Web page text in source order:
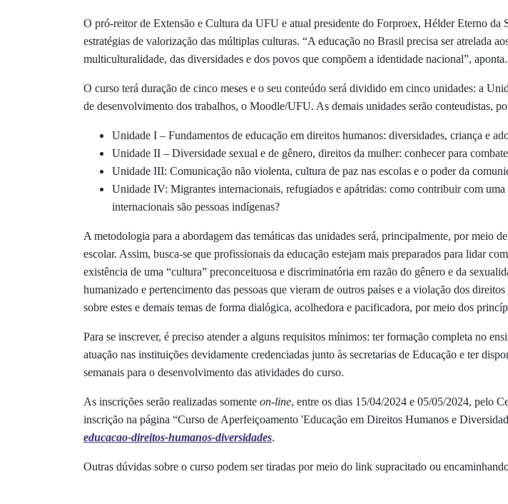
O pró-reitor de Extensão e Cultura da UFU e atual presidente do Forproex, Hélder Eterno
estratégias de valorização das múltiplas culturas. “A educação no Brasil precisa ser atrelada
multiculturalidade, das diversidades e dos povos que compõem a identidade nacional”, aponta.
O curso terá duração de cinco meses e o seu conteúdo será dividido em cinco unidades: a
de desenvolvimento dos trabalhos, o Moodle/UFU. As demais unidades serão conteudistas,
Unidade I – Fundamentos de educação em direitos humanos: diversidades, criança e
Unidade II – Diversidade sexual e de gênero, direitos da mulher: conhecer para
Unidade III: Comunicação não violenta, cultura de paz nas escolas e o poder da
Unidade IV: Migrantes internacionais, refugiados e apátridas: como contribuir com
internacionais são pessoas indígenas?
A metodologia para a abordagem das temáticas das unidades será, principalmente, por meio
escolar. Assim, busca-se que profissionais da educação estejam mais preparados para lidar
existência de uma “cultura” preconceituosa e discriminatória em razão do gênero e da
humanizado e pertencimento das pessoas que vieram de outros países e a violação dos
sobre estes e demais temas de forma dialógica, acolhedora e pacificadora, por meio dos
Para se inscrever, é preciso atender a alguns requisitos mínimos: ter formação completa no
atuação nas instituições devidamente credenciadas junto às secretarias de Educação e ter
semanais para o desenvolvimento das atividades do curso.
As inscrições serão realizadas somente on-line, entre os dias 15/04/2024 e 05/05/2024, pelo
inscrição na página “Curso de Aperfeiçoamento 'Educação em Direitos Humanos e
educacao-direitos-humanos-diversidades.
Outras dúvidas sobre o curso podem ser tiradas por meio do link supracitado ou